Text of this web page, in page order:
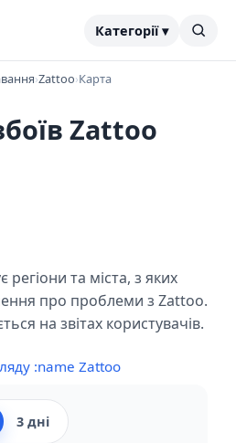
Категорії ▾
›Zattoo›Карта
Zattoo
регіони та міста, з яких
про проблеми з Zattoo.
на звітах користувачів.
:name Zattoo
3 дні